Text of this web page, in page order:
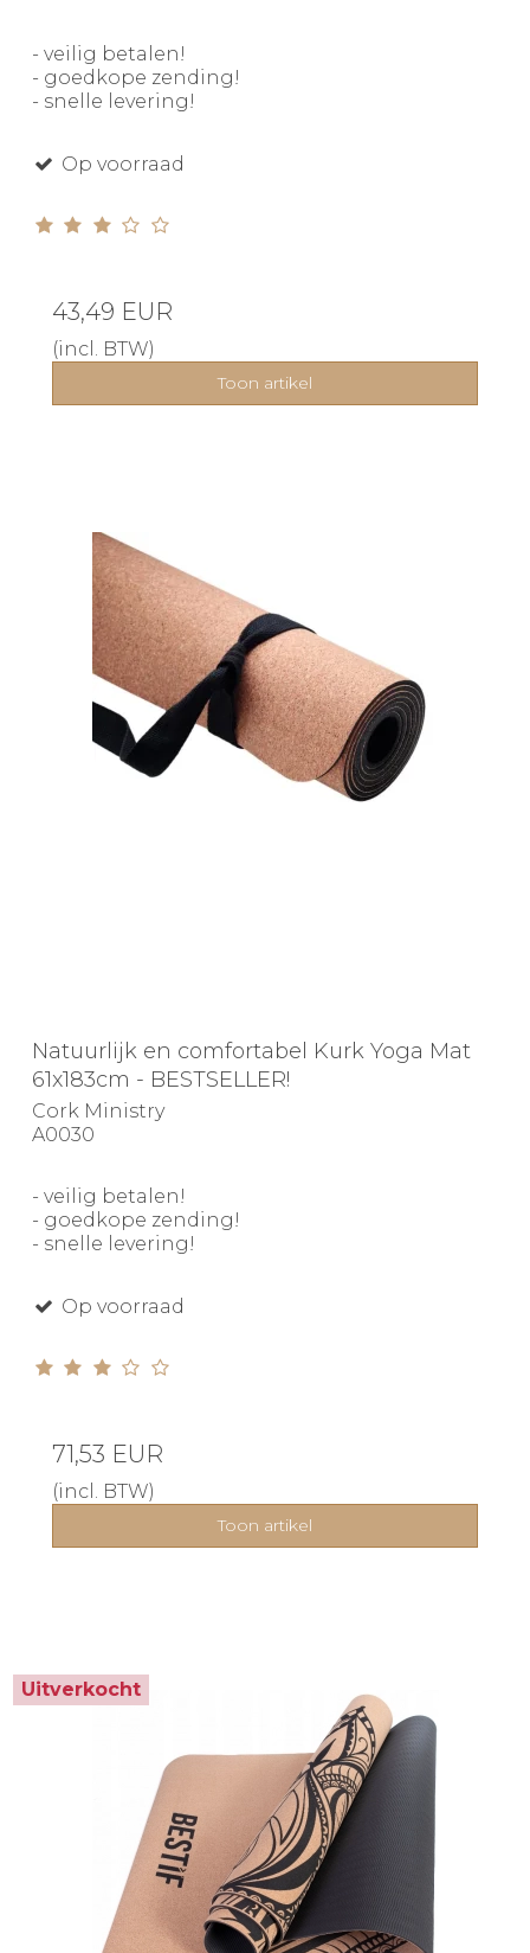
- veilig betalen!
- goedkope zending!
- snelle levering!
Op voorraad
43,49 EUR
(incl. BTW)
Toon artikel
Natuurlijk en comfortabel Kurk Yoga Mat
61x183cm - BESTSELLER!
Cork Ministry
A0030
- veilig betalen!
- goedkope zending!
- snelle levering!
Op voorraad
71,53 EUR
(incl. BTW)
Toon artikel
Uitverkocht